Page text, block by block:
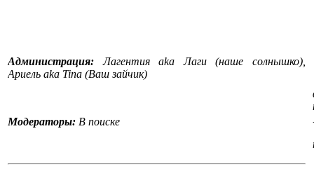
Администрация:
Лагентия aka Лаги (наше солнышко),
Ариель aka Tina (Ваш зайчик)
Модераторы: В поиске